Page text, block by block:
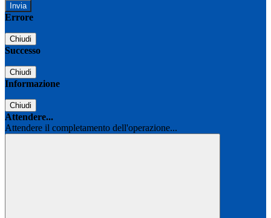
Errore
Chiudi
Successo
Chiudi
Informazione
Chiudi
Attendere...
Attendere il completamento dell'operazione...